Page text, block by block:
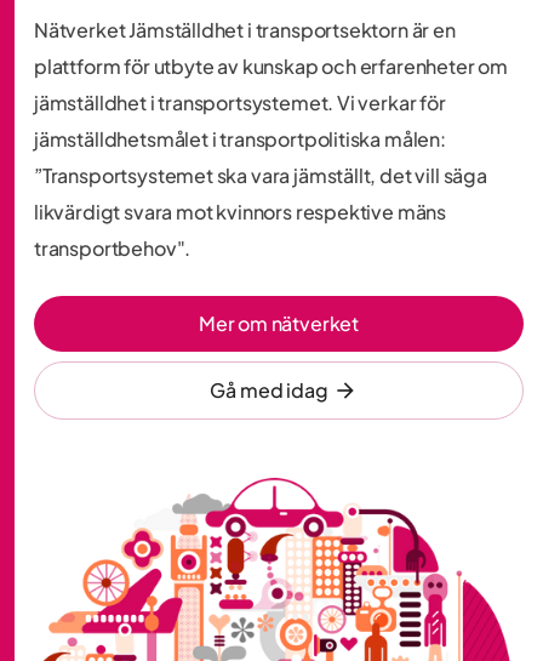
Nätverket Jämställdhet i transportsektorn är en
plattform för utbyte av kunskap och erfarenheter om
jämställdhet i transportsystemet. Vi verkar för
jämställdhetsmålet i transportpolitiska målen:
”Transportsystemet ska vara jämställt, det vill säga
likvärdigt svara mot kvinnors respektive mäns
transportbehov".
Mer om nätverket
Gå med idag arrow_forward